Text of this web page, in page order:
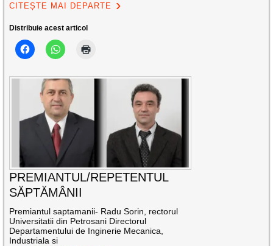
CITEȘTE MAI DEPARTE
Distribuie acest articol
PREMIANTUL/REPETENTUL
SĂPTĂMÂNII
Premiantul saptamanii- Radu Sorin, rectorul
Universitatii din Petrosani Directorul
Departamentului de Inginerie Mecanica,
Industriala si